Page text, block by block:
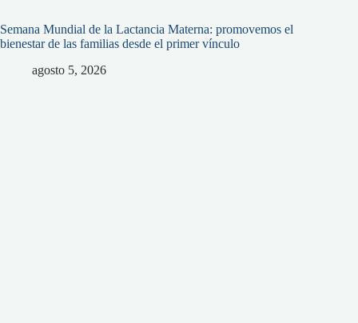
Semana Mundial de la Lactancia Materna: promovemos el
bienestar de las familias desde el primer vínculo
agosto 5, 2026